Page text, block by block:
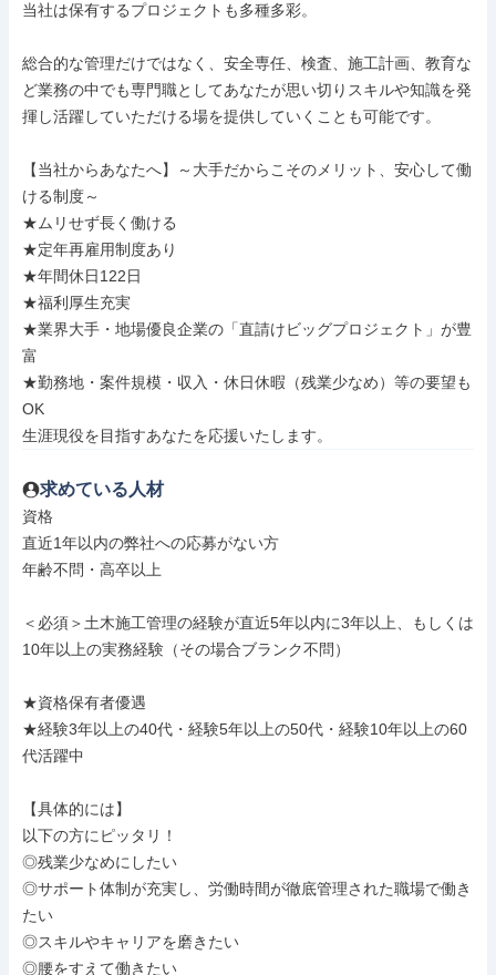
当社は保有するプロジェクトも多種多彩。
総合的な管理だけではなく、安全専任、検査、施工計画、教育な
ど業務の中でも専門職としてあなたが思い切りスキルや知識を発
揮し活躍していただける場を提供していくことも可能です。
【当社からあなたへ】～大手だからこそのメリット、安心して働
ける制度～
★ムリせず長く働ける
★定年再雇用制度あり
★年間休日122日
★福利厚生充実
★業界大手・地場優良企業の「直請けビッグプロジェクト」が豊
富
★勤務地・案件規模・収入・休日休暇（残業少なめ）等の要望も
OK
生涯現役を目指すあなたを応援いたします。
求めている人材
資格
直近1年以内の弊社への応募がない方
年齢不問・高卒以上
＜必須＞土木施工管理の経験が直近5年以内に3年以上、もしくは
10年以上の実務経験（その場合ブランク不問）
★資格保有者優遇
★経験3年以上の40代・経験5年以上の50代・経験10年以上の60
代活躍中
【具体的には】
以下の方にピッタリ！
◎残業少なめにしたい
◎サポート体制が充実し、労働時間が徹底管理された職場で働き
たい
◎スキルやキャリアを磨きたい
◎腰をすえて働きたい